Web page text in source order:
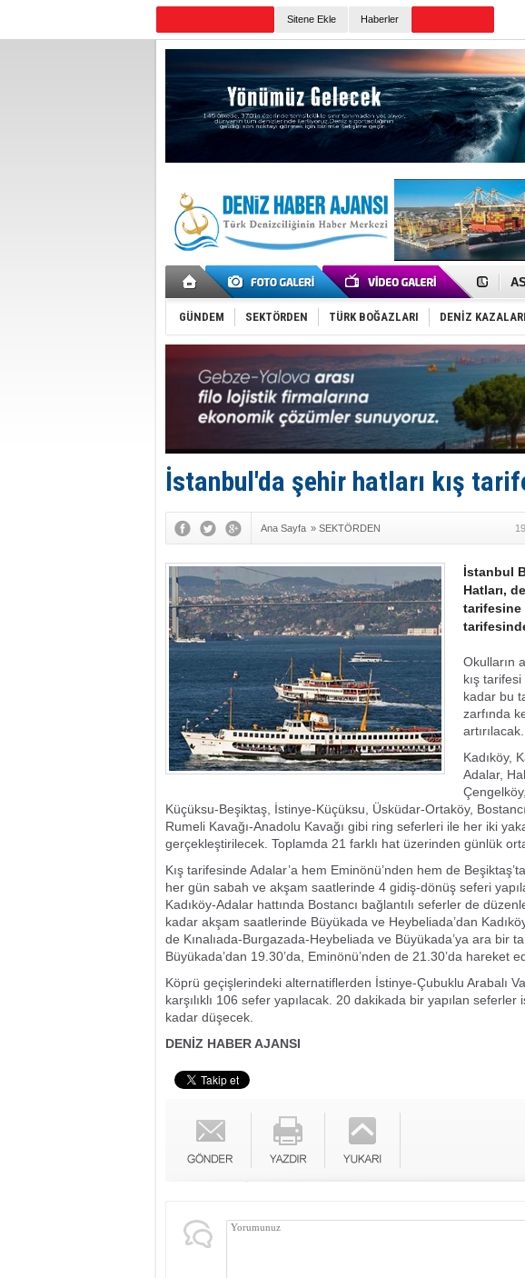
Sitene Ekle Haberler
GÜNDEM SEKTÖRDEN TÜRK BOĞAZLARI DENİZ KAZALARI
İstanbul'da şehir hatları kış
Ana Sayfa » SEKTÖRDEN
​İstanbul
Hatları,
tarifesine
Okulların
kış
kadar bu
zarfında
artırılacak.
Kadıköy,
Adalar,
Küçüksu-Beşiktaş, İstinye-Küçüksu, Üsküdar-Ortaköy,
Rumeli Kavağı-Anadolu Kavağı gibi ring seferleri ile her iki
gerçekleştirilecek. Toplamda 21 farklı hat üzerinden günlük
Kış tarifesinde Adalar’a hem Eminönü’nden hem de
her gün sabah ve akşam saatlerinde 4 gidiş-dönüş seferi
Kadıköy-Adalar hattında Bostancı bağlantılı seferler de
kadar akşam saatlerinde Büyükada ve Heybeliada’dan
de Kınalıada-Burgazada-Heybeliada ve Büyükada’ya ara bir
Büyükada’dan 19.30’da, Eminönü’nden de 21.30’da hareket
Köprü geçişlerindeki alternatiflerden İstinye-Çubuklu Arabalı
karşılıklı 106 sefer yapılacak. 20 dakikada bir yapılan
kadar düşecek.
DENİZ HABER AJANSI